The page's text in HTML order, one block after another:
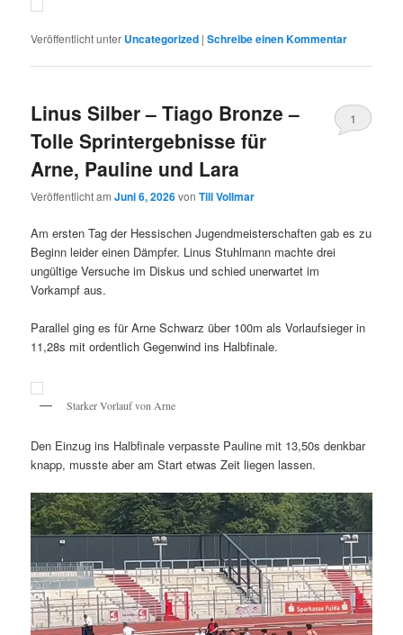
Veröffentlicht unter Uncategorized |Schreibe einen Kommentar
Linus Silber – Tiago Bronze –
Tolle Sprintergebnisse für
Arne, Pauline und Lara
Veröffentlicht amJuni 6, 2026vonTill Vollmar
1
Am ersten Tag der Hessischen Jugendmeisterschaften gab es zu
Beginn leider einen Dämpfer. Linus Stuhlmann machte drei
ungültige Versuche im Diskus und schied unerwartet im
Vorkampf aus.
Parallel ging es für Arne Schwarz über 100m als Vorlaufsieger in
11,28s mit ordentlich Gegenwind ins Halbfinale.
Starker Vorlauf von Arne
Den Einzug ins Halbfinale verpasste Pauline mit 13,50s denkbar
knapp, musste aber am Start etwas Zeit liegen lassen.